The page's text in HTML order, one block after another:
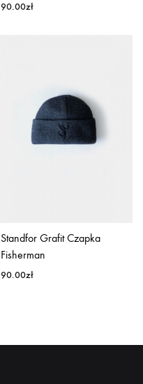
90.00zł
Standfor Grafit Czapka
Fisherman
90.00zł